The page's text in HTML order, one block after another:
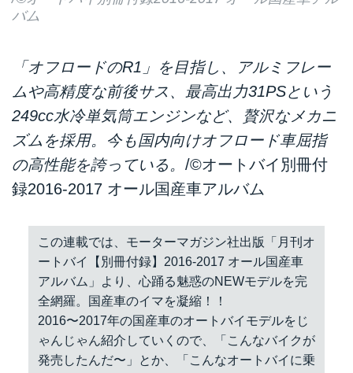
バム
「オフロードのR1」を目指し、アルミフレー
ムや高精度な前後サス、最高出力31PSという
249cc水冷単気筒エンジンなど、贅沢なメカニ
ズムを採用。今も国内向けオフロード車屈指
の高性能を誇っている。 /©オートバイ別冊付
録2016-2017 オール国産車アルバム
この連載では、モーターマガジン社出版「月刊オ
ートバイ【別冊付録】2016-2017 オール国産車
アルバム」より、心踊る魅惑のNEWモデルを完
全網羅。国産車のイマを凝縮！！
2016〜2017年の国産車のオートバイモデルをじ
ゃんじゃん紹介していくので、「こんなバイクが
発売したんだ〜」とか、「こんなオートバイに乗